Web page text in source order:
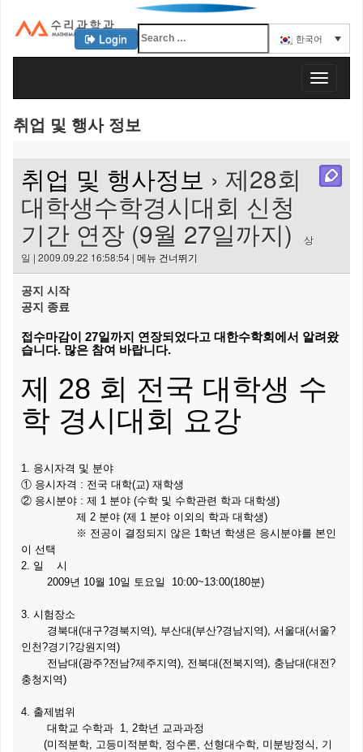
KAIST 수리과학과
Login 한국어
T
o
t
취업 및 행사 정보
취업 및 행사정보 › 제28회
대학생수학경시대회 신청
기간 연장 (9월 27일까지)
상
일 | 2009.09.22 16:58:54 | 메뉴 건너뛰기
공지 시작
공지 종료
접수마감이 27일까지 연장되었다고 대한수학회에서 알려왔
습니다. 많은 참여 바랍니다.
제 28 회 전국 대학생 수
학 경시대회 요강
1. 응시자격 및 분야
① 응시자격 : 전국 대학(교) 재학생
② 응시분야 : 제 1 분야 (수학 및 수학관련 학과 대학생)
제 2 분야 (제 1 분야 이외의 학과 대학생)
※ 전공이 결정되지 않은 1학년 학생은 응시분야를 본인
이 선택
2. 일 시
2009년 10월 10일 토요일 10:00~13:00(180분)
3. 시험장소
경북대(대구?경북지역), 부산대(부산?경남지역), 서울대(서울?
인천?경기?강원지역)
전남대(광주?전남?제주지역), 전북대(전북지역), 충남대(대전?
충청지역)
4. 출제범위
대학교 수학과 1, 2학년 교과과정
(미적분학, 고등미적분학, 정수론, 선형대수학, 미분방정식, 기